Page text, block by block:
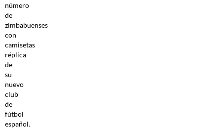
número
de
zimbabuenses
con
camisetas
réplica
de
su
nuevo
club
de
fútbol
español.